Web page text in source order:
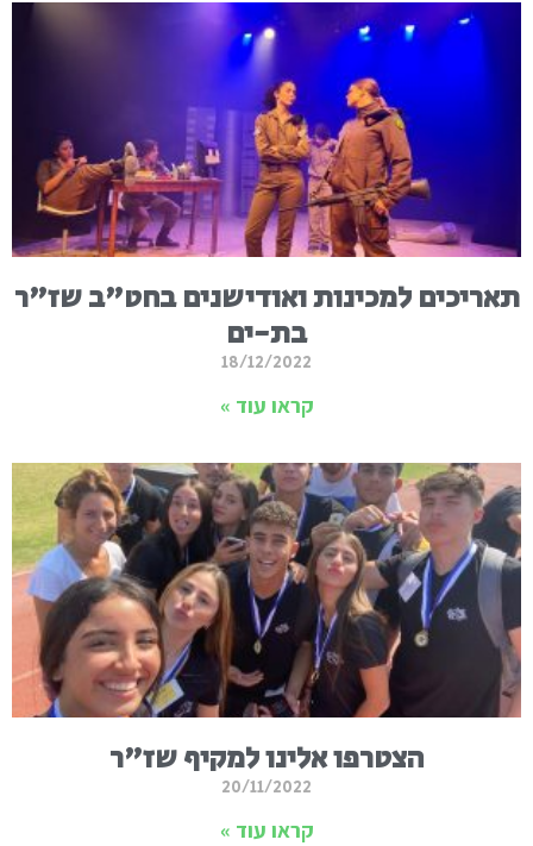
תאריכים למכינות ואודישנים בחט"ב שז"ר
בת-ים
18/12/2022
קראו עוד »
הצטרפו אלינו למקיף שז"ר
20/11/2022
קראו עוד »